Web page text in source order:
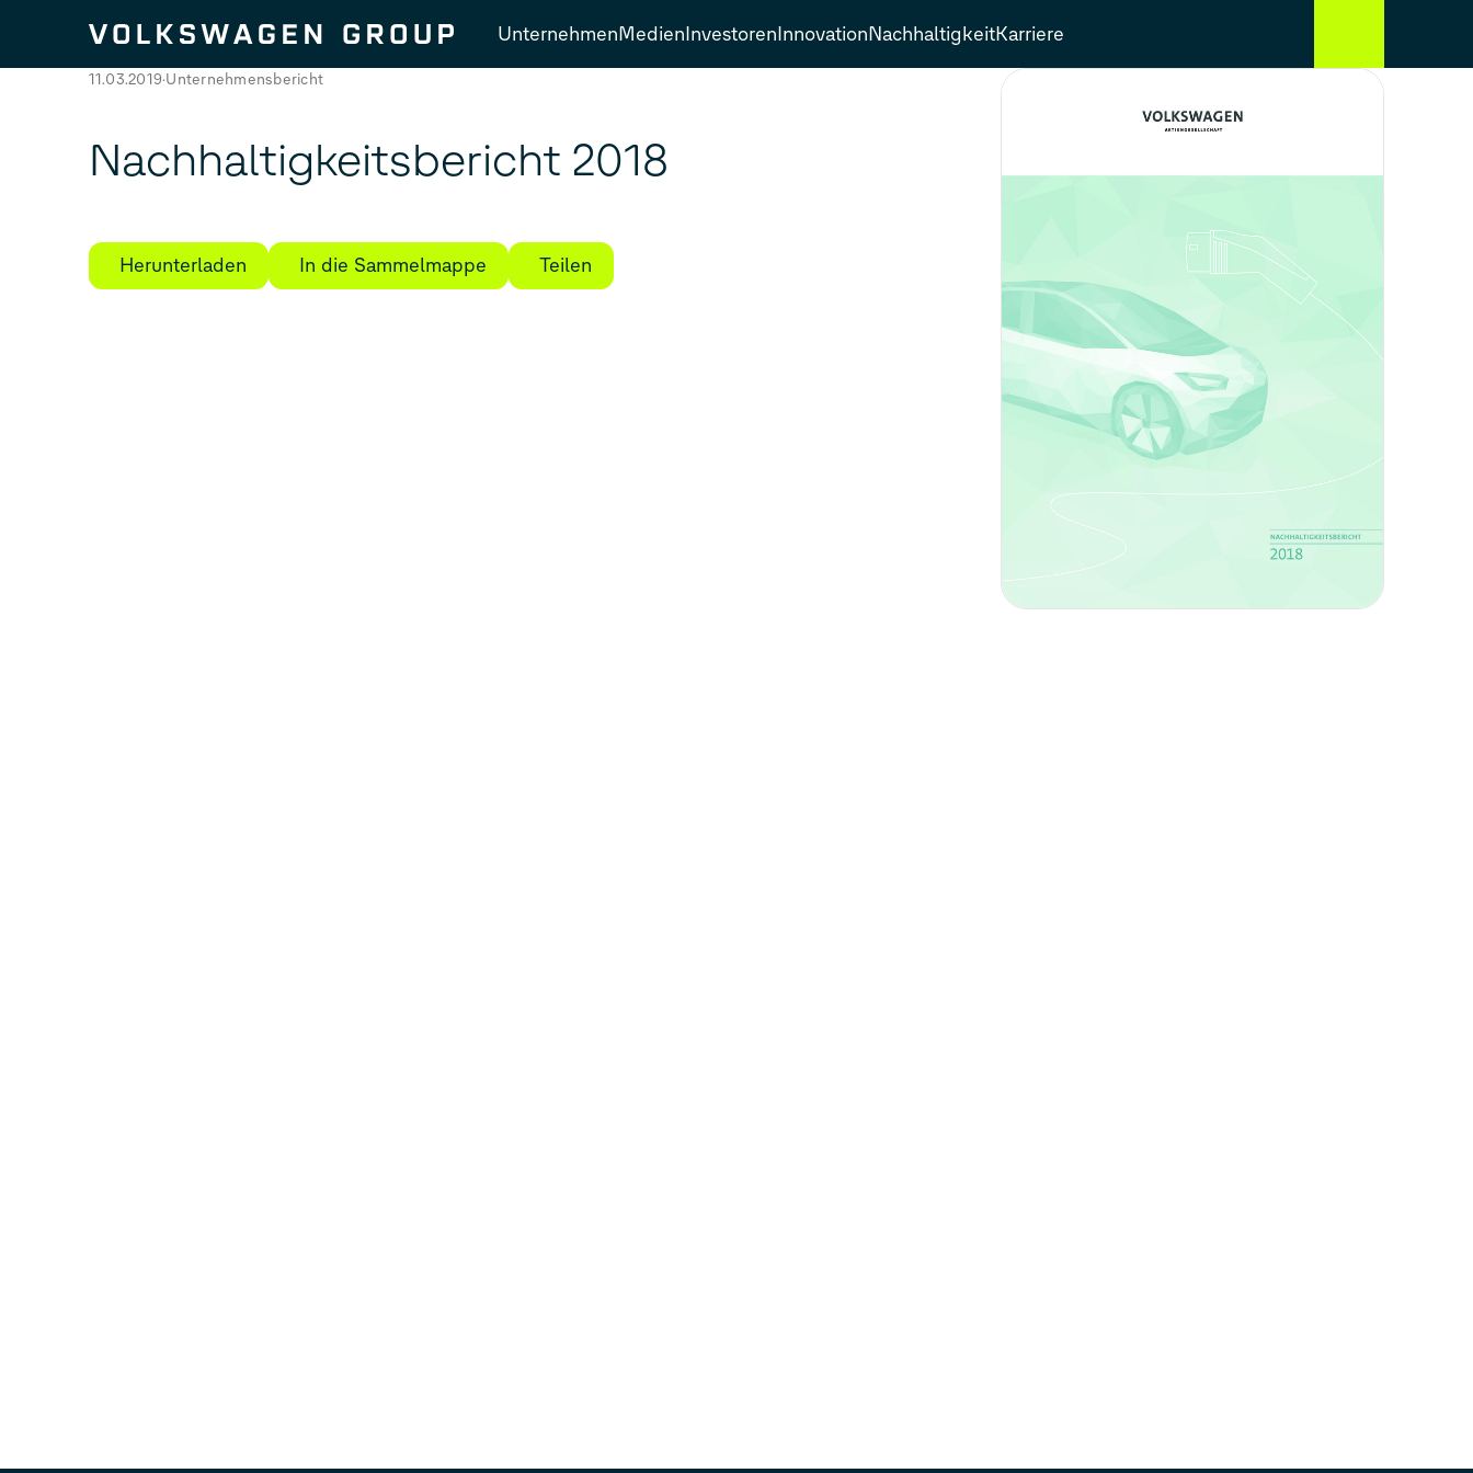
UnternehmenMedienInvestorenInnovationNachhaltigkeitKarriere
11.03.2019 Unternehmensbericht
Nachhaltigkeitsbericht 2018
Herunterladen In die Sammelmappe Teilen